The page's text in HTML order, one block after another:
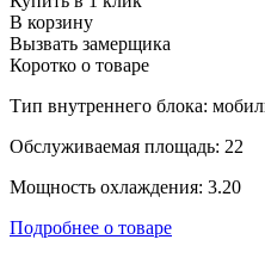
В корзину
Вызвать замерщика
Коротко о товаре
Тип внутреннего блока:
Обслуживаемая площадь: 22
Мощность охлаждения: 3.20
Подробнее о товаре